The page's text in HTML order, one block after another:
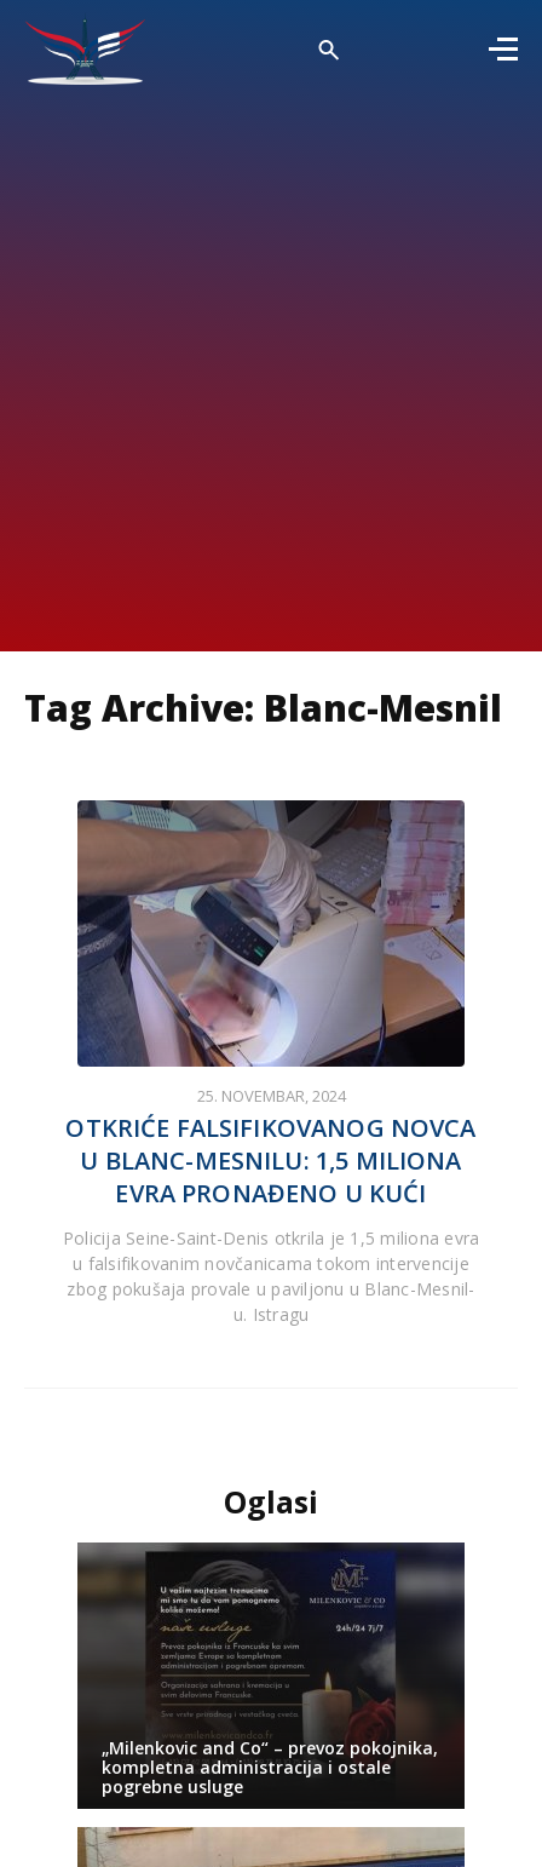
Tag Archive: Blanc-Mesnil
25. NOVEMBAR, 2024
OTKRIĆE FALSIFIKOVANOG NOVCA
U BLANC-MESNILU: 1,5 MILIONA
EVRA PRONAĐENO U KUĆI
Policija Seine-Saint-Denis otkrila je 1,5 miliona evra
u falsifikovanim novčanicama tokom intervencije
zbog pokušaja provale u paviljonu u Blanc-Mesnil-
u. Istragu
Oglasi
„Milenkovic and Co“ – prevoz pokojnika,
kompletna administracija i ostale
pogrebne usluge